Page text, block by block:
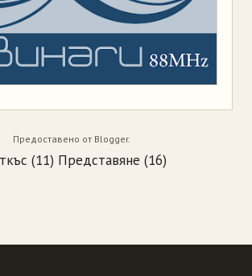
Предоставено от Blogger.
(11) Представяне (16)